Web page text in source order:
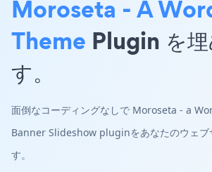
Moroseta - A
Theme Plugin を埋
す。
面倒なコーディングなしで Moroseta - a
Banner Slideshow pluginをあなたのウェブ
す。